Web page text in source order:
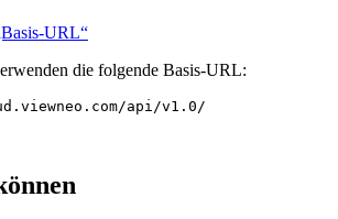
URL“
die folgende Basis-URL:
api/v1.0/